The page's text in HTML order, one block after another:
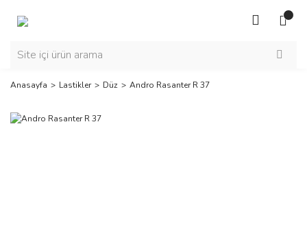
Anasayfa Lastikler Düz Andro Rasanter R 37